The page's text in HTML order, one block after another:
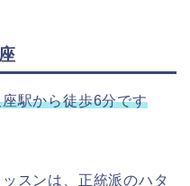
駅から徒歩6分です
スンは、正統派のハタ